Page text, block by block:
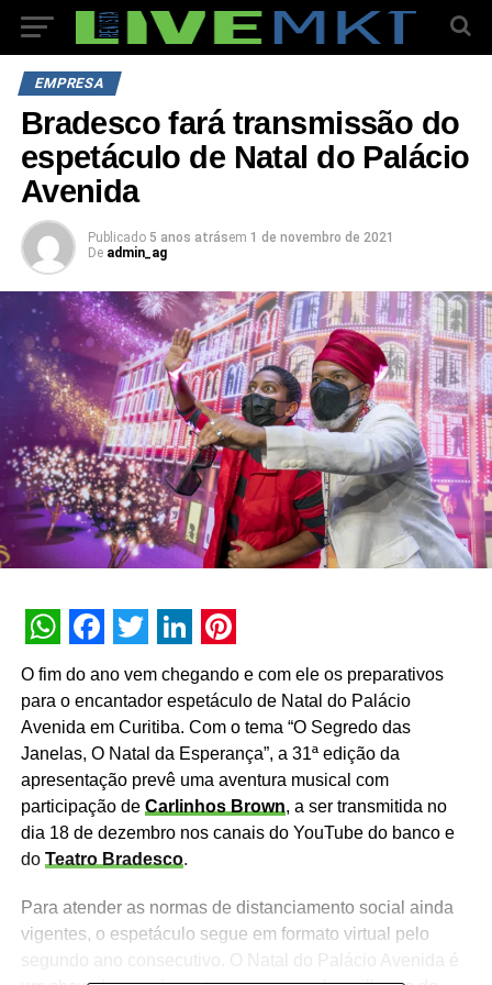
EMPRESA
Bradesco fará transmissão do
espetáculo de Natal do Palácio
Avenida
Publicado 5 anos atrásem 1 de novembro de 2021
De admin_ag
WhatsApp
Facebook
Twitter
LinkedIn
Pinterest
O fim do ano vem chegando e com ele os preparativos
para o encantador espetáculo de Natal do Palácio
Avenida em Curitiba. Com o tema “O Segredo das
Janelas, O Natal da Esperança”, a 31ª edição da
apresentação prevê uma aventura musical com
participação de Carlinhos Brown, a ser transmitida no
dia 18 de dezembro nos canais do YouTube do banco e
do Teatro Bradesco.
Para atender as normas de distanciamento social ainda
vigentes, o espetáculo segue em formato virtual pelo
segundo ano consecutivo. O Natal do Palácio Avenida é